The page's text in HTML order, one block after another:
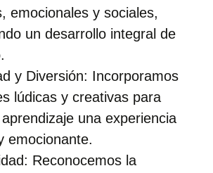
emocionales y sociales,
un desarrollo integral de
y Diversión: Incorporamos
lúdicas y creativas para
una experiencia
emocionante.
Reconocemos la